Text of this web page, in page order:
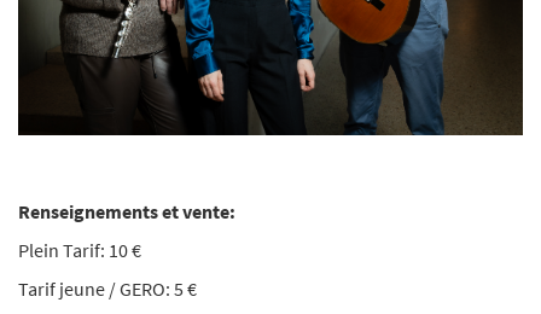
Renseignements et vente:
Plein Tarif: 10 €
Tarif jeune / GERO: 5 €